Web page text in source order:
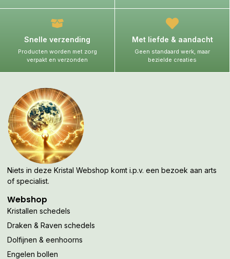
Snelle verzending
Producten worden met zorg
verpakt en verzonden
Met liefde & aandacht
Geen standaard werk, maar
bezielde creaties
Niets in deze Kristal Webshop komt i.p.v. een bezoek aan arts
of specialist.
Webshop
Kristallen schedels
Draken & Raven schedels
Dolfijnen & eenhoorns
Engelen bollen